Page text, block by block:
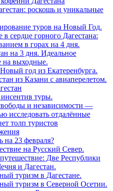
роскошь и уникальные
туров на Новый Год.
в сердце горного Дагестана:
в горах на 4 дня.
на 3 дня. Идеальное
на выходные.
год из Екатеренбурга.
из Казани с авиаперелетом.
туры.
и независимости —
исследовать отдалённые
толп туристов
на 23 февраля?
на Русский Север.
Две Республики
и Дагестан.
туризм в Дагестане.
туризм в Северной Осетии.